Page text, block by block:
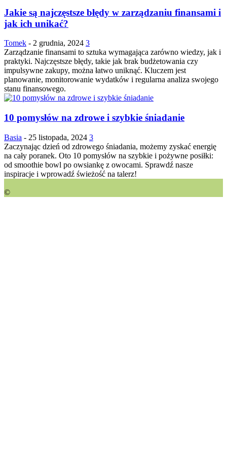
Jakie są najczęstsze błędy w zarządzaniu finansami i
jak ich unikać?
Tomek - 2 grudnia, 2024 3
Zarządzanie finansami to sztuka wymagająca zarówno wiedzy, jak i
praktyki. Najczęstsze błędy, takie jak brak budżetowania czy
impulsywne zakupy, można łatwo uniknąć. Kluczem jest
planowanie, monitorowanie wydatków i regularna analiza swojego
stanu finansowego.
10 pomysłów na zdrowe i szybkie śniadanie
Basia - 25 listopada, 2024 3
Zaczynając dzień od zdrowego śniadania, możemy zyskać energię
na cały poranek. Oto 10 pomysłów na szybkie i pożywne posiłki:
od smoothie bowl po owsiankę z owocami. Sprawdź nasze
inspiracje i wprowadź świeżość na talerz!
©